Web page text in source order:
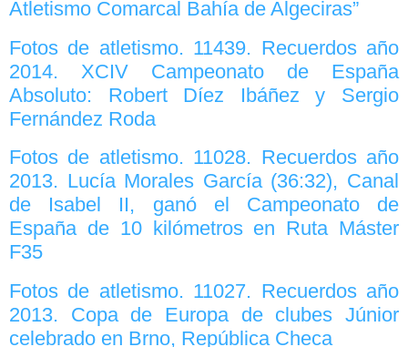
Atletismo Comarcal Bahía de Algeciras”
Fotos de atletismo. 11439. Recuerdos año
2014. XCIV Campeonato de España
Absoluto: Robert Díez Ibáñez y Sergio
Fernández Roda
Fotos de atletismo. 11028. Recuerdos año
2013. Lucía Morales García (36:32), Canal
de Isabel II, ganó el Campeonato de
España de 10 kilómetros en Ruta Máster
F35
Fotos de atletismo. 11027. Recuerdos año
2013. Copa de Europa de clubes Júnior
celebrado en Brno, República Checa